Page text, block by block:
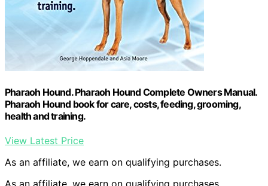
Pharaoh Hound. Pharaoh Hound Complete Owners Manual.
Pharaoh Hound book for care, costs, feeding, grooming,
health and training.
View Latest Price
As an affiliate, we earn on qualifying purchases.